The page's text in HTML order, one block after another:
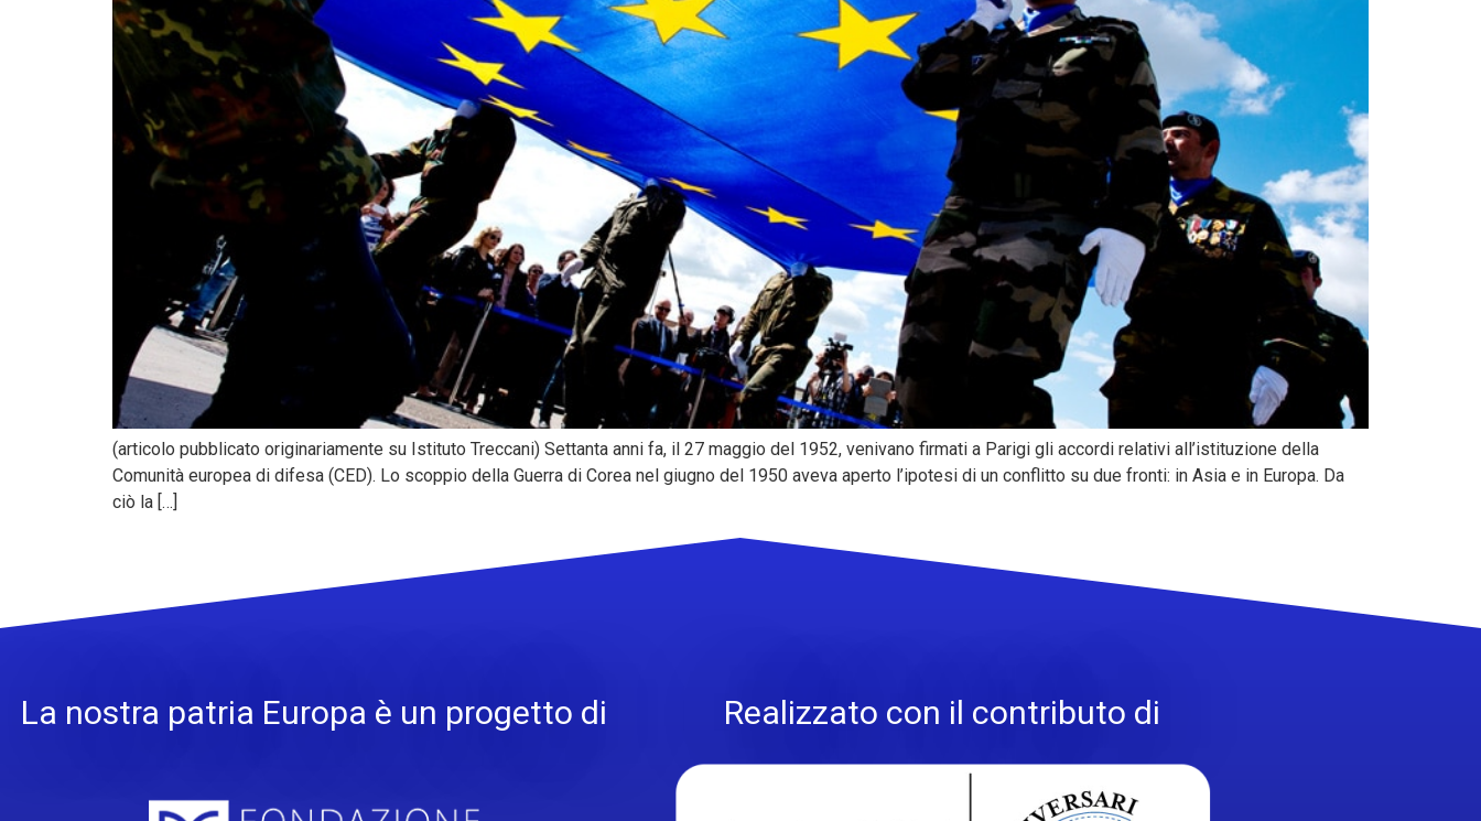
(articolo pubblicato originariamente su Istituto Treccani) Settanta anni fa, il 27 maggio del 1952, venivano firmati a Parigi gli accordi relativi all’istituzione della
Comunità europea di difesa (CED). Lo scoppio della Guerra di Corea nel giugno del 1950 aveva aperto l’ipotesi di un conflitto su due fronti: in Asia e in Europa. Da
ciò la […]
La nostra patria Europa è un progetto di Realizzato con il contributo di